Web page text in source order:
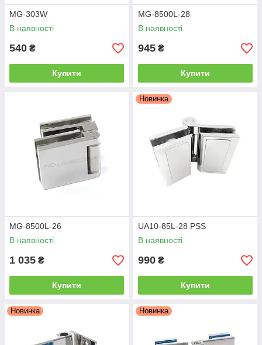
MG-303W
В наявності
540 ₴
Купити
MG-8500L-28
В наявності
945 ₴
Купити
MG-8500L-26
В наявності
1 035 ₴
Купити
Новинка
UA10-85L-28 PSS
В наявності
990 ₴
Купити
Новинка Новинка